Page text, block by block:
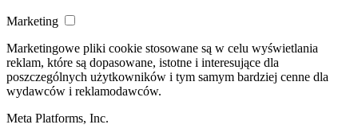
Marketing
Marketingowe pliki cookie stosowane są w celu wyświetlania
reklam, które są dopasowane, istotne i interesujące dla
poszczególnych użytkowników i tym samym bardziej cenne dla
wydawców i reklamodawców.
Meta Platforms, Inc.